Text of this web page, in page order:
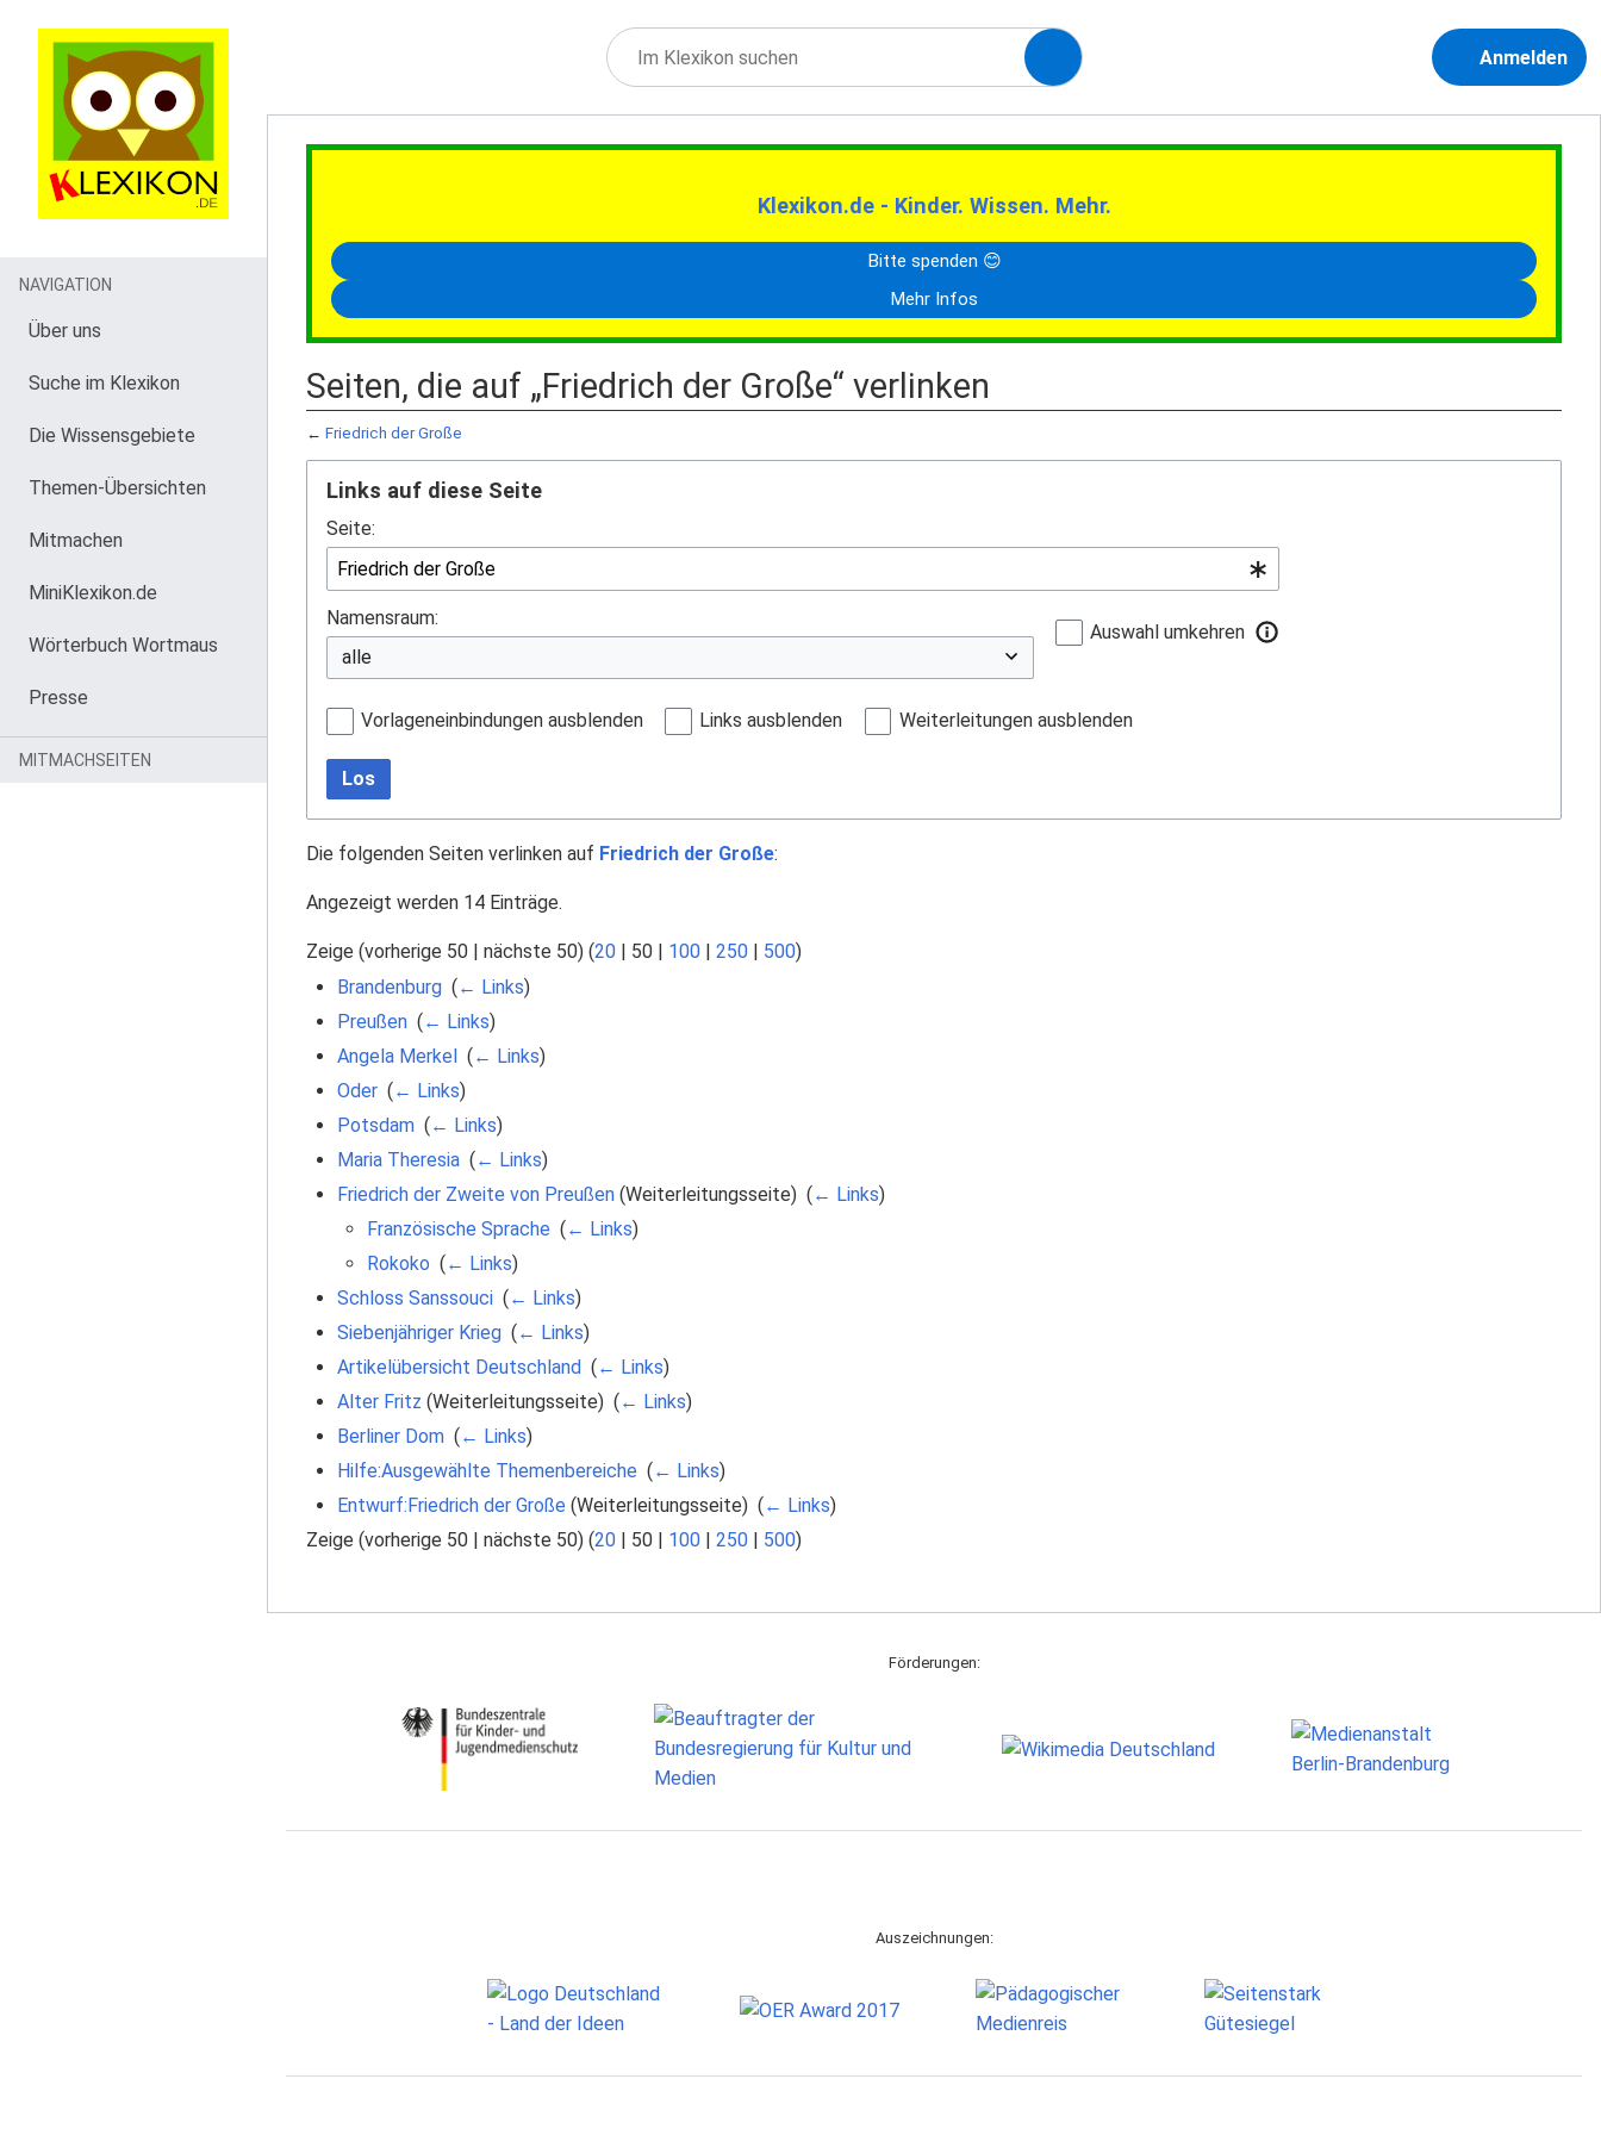
Anmelden
Klexikon.de - Kinder. Wissen. Mehr.
Bitte spenden 😊
Mehr Infos
Seiten, die auf „Friedrich der Große“ verlinken
← Friedrich der Große
Links auf diese Seite
Seite:
Namensraum:
Auswahl umkehren
Vorlageneinbindungen ausblenden Links ausblenden Weiterleitungen ausblenden
Los
Die folgenden Seiten verlinken auf Friedrich der Große:
Angezeigt werden 14 Einträge.
Zeige (vorherige 50 | nächste 50) (20 | 50 | 100 | 250 | 500)
Brandenburg‎ (← Links)
Preußen‎ (← Links)
Angela Merkel‎ (← Links)
Oder‎ (← Links)
Potsdam‎ (← Links)
Maria Theresia‎ (← Links)
Friedrich der Zweite von Preußen(Weiterleitungsseite) ‎ (← Links)
Französische Sprache ‎( ← Links)
Rokoko ‎( ← Links)
Schloss Sanssouci‎ ( ← Links)
Siebenjähriger Krieg‎ ( ← Links)
Artikelübersicht Deutschland ( ← Links)
Alter Fritz (Weiterleitungsseite) ‎ ( ← Links)
Berliner Dom‎ ( ← Links)
Hilfe:Ausgewählte Themenbereiche ( ← Links)
Entwurf:Friedrich der Große (Weiterleitungsseite) ‎ ( ← Links)
Zeige (vorherige 50 nächste 50) (20 50 100 250 500)
NAVIGATION
Über uns
Suche im Klexikon
Die Wissensgebiete
Themen-Übersichten
Mitmachen
MiniKlexikon.de
Wörterbuch Wortmaus
Presse
MITMACHSEITEN
Förderungen:
Auszeichnungen: